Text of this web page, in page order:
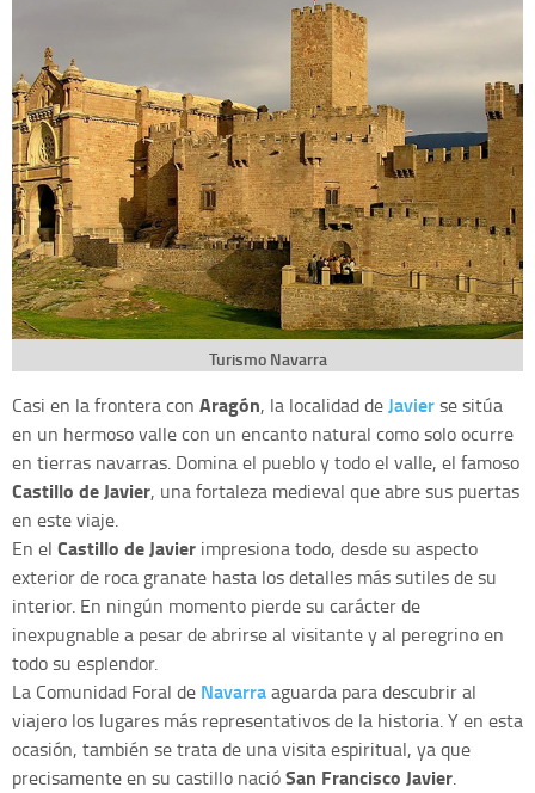
Turismo Navarra
Casi en la frontera con Aragón, la localidad deJavierse sitúa
en un hermoso valle con un encanto natural como solo ocurre
en tierras navarras. Domina el pueblo y todo el valle, el famoso
Castillo de Javier, una fortaleza medieval que abre sus puertas
en este viaje.
En el Castillo de Javier impresiona todo, desde su aspecto
exterior de roca granate hasta los detalles más sutiles de su
interior. En ningún momento pierde su carácter de
inexpugnable a pesar de abrirse al visitante y al peregrino en
todo su esplendor.
La Comunidad Foral de Navarraaguarda para descubrir al
viajero los lugares más representativos de la historia. Y en esta
ocasión, también se trata de una visita espiritual, ya que
precisamente en su castillo nacióSan Francisco Javier.